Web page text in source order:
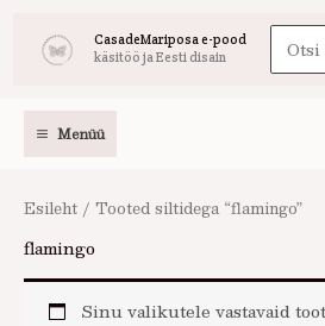
CasadeMariposa e-pood
käsitöö ja Eesti disain
for:
Menüü
Esileht / Tooted siltidega “flamingo”
flamingo
Sinu valikutele vastavaid